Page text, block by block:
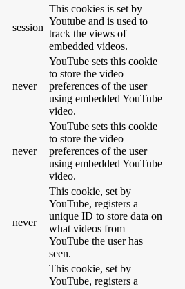
session
This cookies is set by
Youtube and is used to
track the views of
embedded videos.
never
YouTube sets this cookie
to store the video
preferences of the user
using embedded YouTube
video.
never
YouTube sets this cookie
to store the video
preferences of the user
using embedded YouTube
video.
never
This cookie, set by
YouTube, registers a
unique ID to store data on
what videos from
YouTube the user has
seen.
This cookie, set by
YouTube, registers a